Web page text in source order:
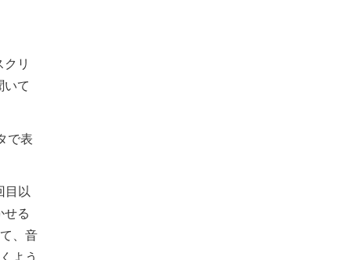
リ
いて
で表
目以
せる
、音